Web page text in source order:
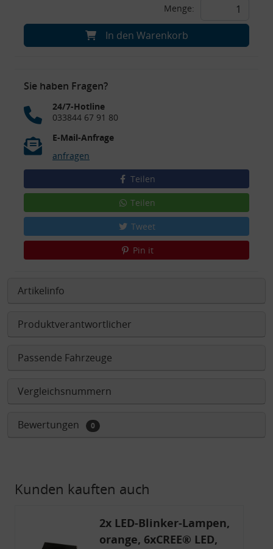
Menge:
In den Warenkorb
Sie haben Fragen?
24/7-Hotline
033844 67 91 80
E-Mail-Anfrage
anfragen
Teilen
Teilen
Tweet
Pin it
Artikelinfo
Produktverantwortlicher
Passende Fahrzeuge
Vergleichsnummern
Bewertungen 0
Kunden kauften auch
2x LED-Blinker-Lampen,
orange, 6xCREE® LED,